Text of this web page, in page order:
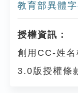
教育部異體
授權資訊：
創用CC-姓
3.0版授權條